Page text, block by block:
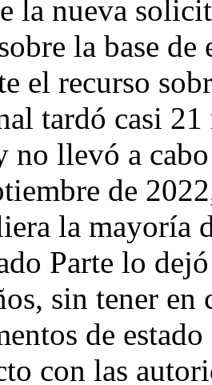
la nueva
la base
el recurso
tardó casi 21
no llevó a
de
la mayoría
Parte lo
sin tener en
de
con las